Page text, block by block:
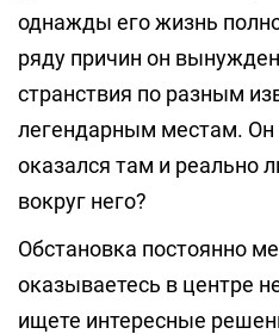
однажды его жизнь
ряду причин он
странствия по разным
легендарным местам. Он
оказался там и реально
вокруг него?
Обстановка постоянно
оказываетесь в центре
ищете интересные